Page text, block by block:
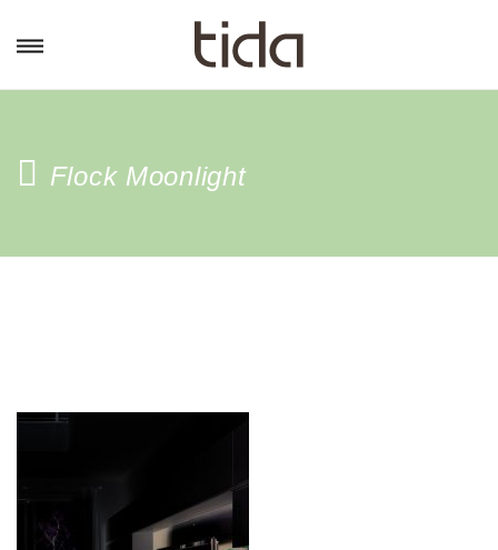
Flock Moonlight